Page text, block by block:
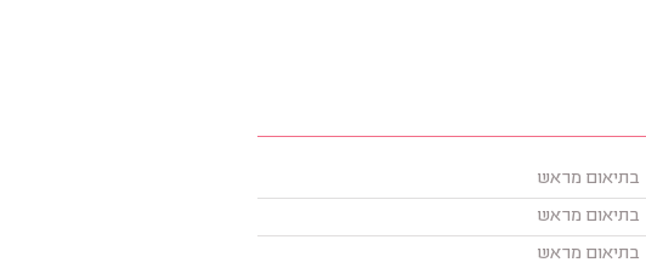
בתיאום מראש
בתיאום מראש
בתיאום מראש